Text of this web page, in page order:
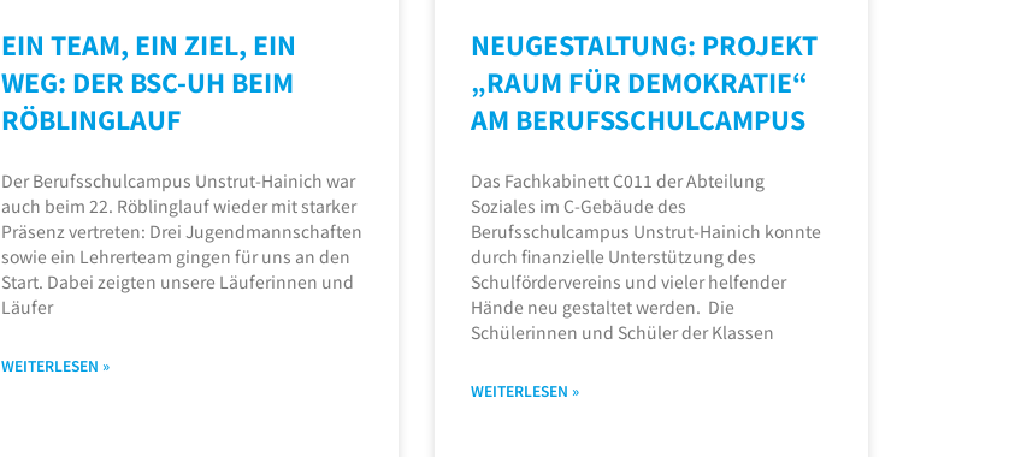
EIN TEAM, EIN ZIEL, EIN
WEG: DER BSC-UH BEIM
RÖBLINGLAUF
Der Berufsschulcampus Unstrut-Hainich war
auch beim 22. Röblinglauf wieder mit starker
Präsenz vertreten: Drei Jugendmannschaften
sowie ein Lehrerteam gingen für uns an den
Start. Dabei zeigten unsere Läuferinnen und
Läufer
WEITERLESEN »
NEUGESTALTUNG: PROJEKT
„RAUM FÜR DEMOKRATIE“
AM BERUFSSCHULCAMPUS
Das Fachkabinett C011 der Abteilung
Soziales im C-Gebäude des
Berufsschulcampus Unstrut-Hainich konnte
durch finanzielle Unterstützung des
Schulfördervereins und vieler helfender
Hände neu gestaltet werden. Die
Schülerinnen und Schüler der Klassen
WEITERLESEN »